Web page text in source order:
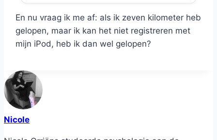
En nu vraag ik me af: als ik zeven kilometer heb
gelopen, maar ik kan het niet registreren met
mijn iPod, heb ik dan wel gelopen?
Nicole